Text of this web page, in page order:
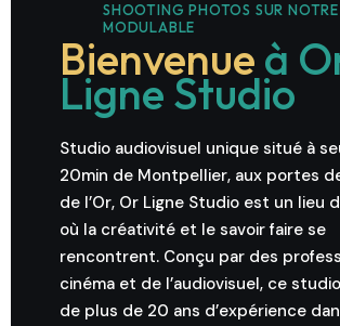
SHOOTING PHOTOS SUR
MODULABLE
Bienvenue à
Ligne Studio
Studio audiovisuel unique situé à
20min de Montpellier, aux portes
de l’Or, Or Ligne Studio est un lieu
où la créativité et le savoir faire se
rencontrent. Conçu par des
cinéma et de l’audiovisuel, ce
de plus de 20 ans d’expérience